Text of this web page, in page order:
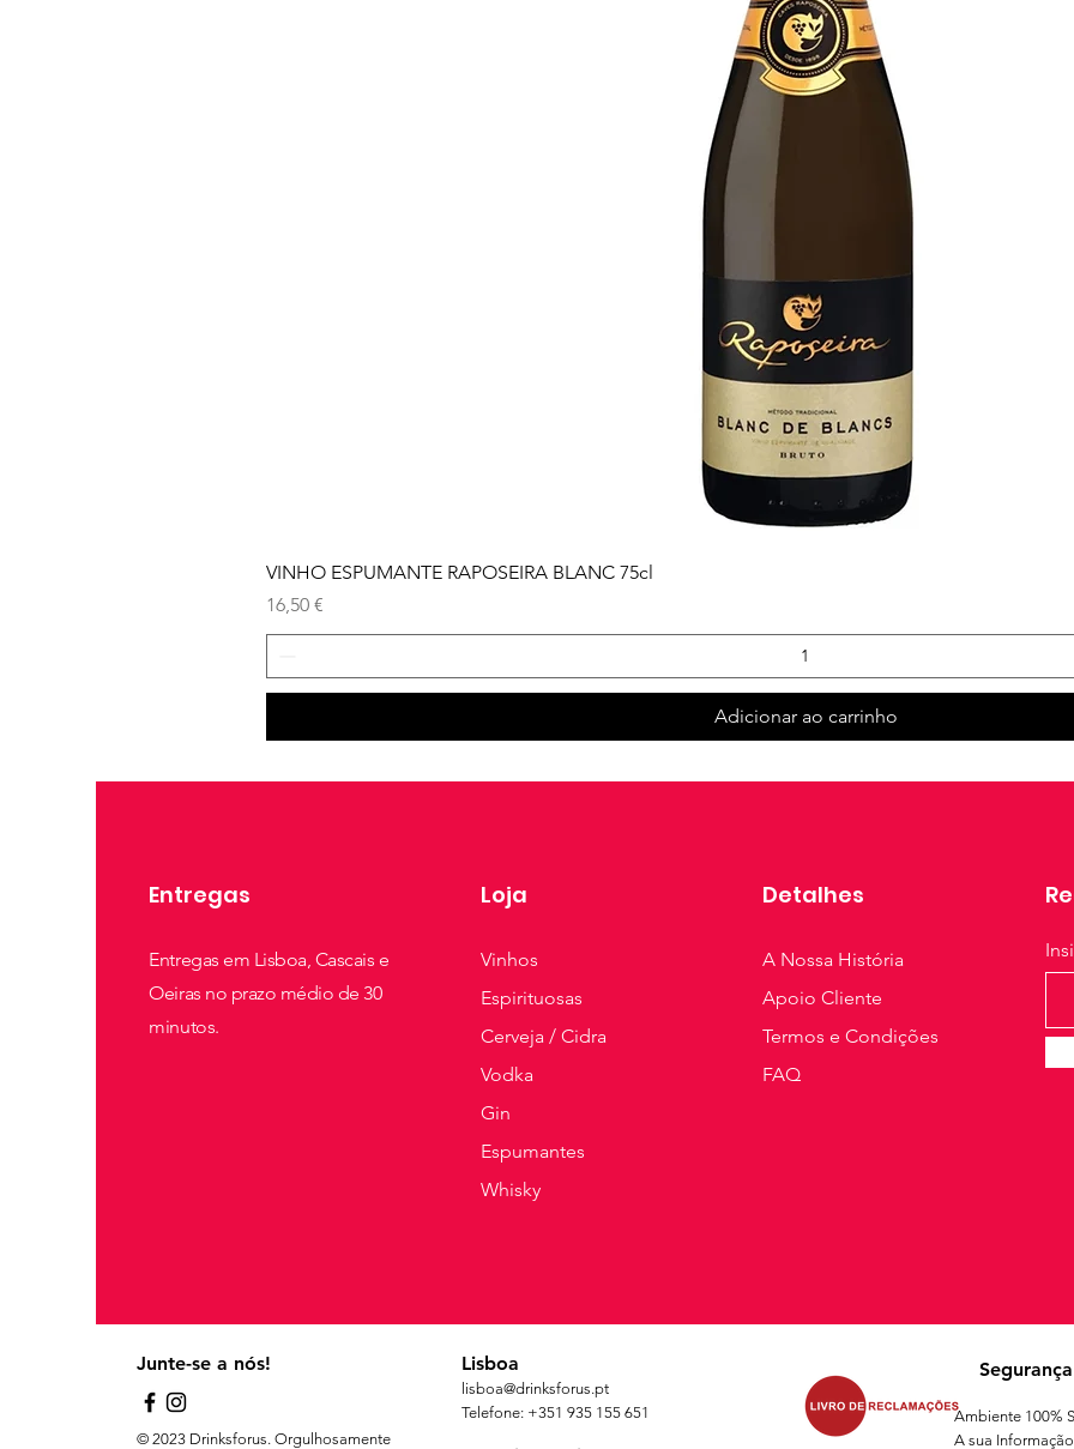
VINHO ESPUMANTE RAPOSEIRA BLANC 75cl
Preço
16,50 €
Adicionar ao carrinho
Entregas
Entregas em Lisboa, Cascais e
Oeiras no prazo médio de 30
minutos.
Loja
Vinhos
Espirituosas
Cerveja / Cidra
Vodka
Gin
Espumantes
Whisky
Detalhes
A Nossa História
Apoio Cliente
Termos e Condições
FAQ
Junte-se a nós!
© 2023 Drinksforus. Orgulhosamente
lisboa@drinksforus.pt
Telefone: +351 935 155 651
Lisboa Segurança
Ambiente 100%
A sua